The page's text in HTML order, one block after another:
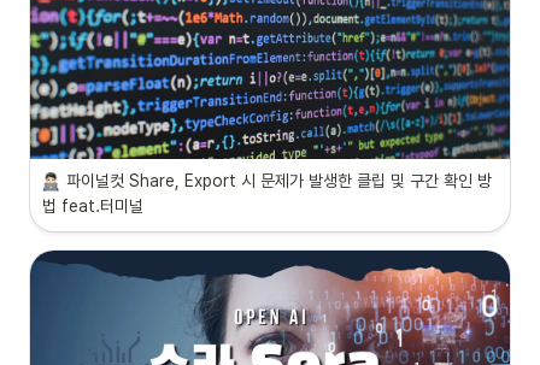
파이널컷 Share, Export 시 문제가 발생한 클립 및 구간 확인 방
법 feat.터미널